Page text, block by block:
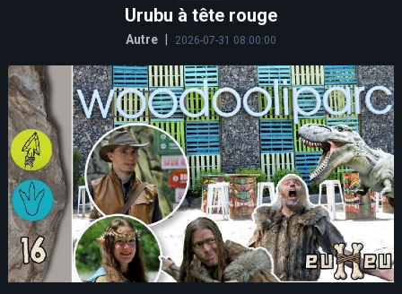
Urubu à tête rouge
Autre 2026-07-31 08:00:00